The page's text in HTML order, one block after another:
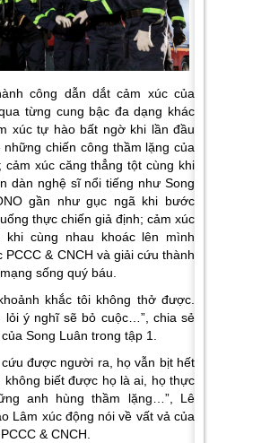
công dẫn dắt cảm xúc của
từng cung bậc đa dạng khác
xúc tự hào bất ngờ khi lần đầu
những chiến công thầm lặng của
cảm xúc căng thẳng tột cùng khi
dàn nghệ sĩ nổi tiếng như Song
gần như gục ngã khi bước
thực chiến giả định; cảm xúc
khi cùng nhau khoác lên mình
PCCC & CNCH và giải cứu thành
sống quý báu.
khắc tôi không thở được.
lỏi ý nghĩ sẽ bỏ cuộc…”, chia sẻ
Song Luân trong tập 1.
cứu được người ra, họ vẫn bịt hết
không biết được họ là ai, họ thực
anh hùng thầm lặng…”, Lê
Lâm xúc động nói về vất vả của
& CNCH.